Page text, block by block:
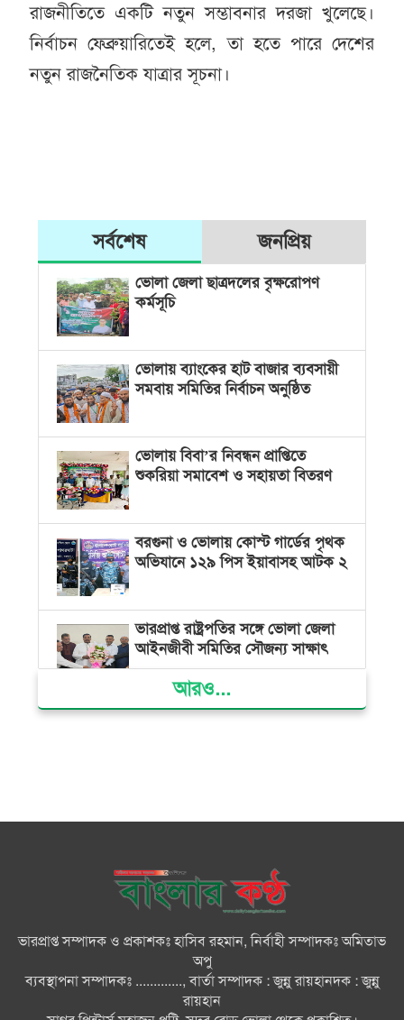
রাজনীতিতে একটি নতুন সম্ভাবনার দরজা খুলেছে।
নির্বাচন ফেব্রুয়ারিতেই হলে, তা হতে পারে দেশের
নতুন রাজনৈতিক যাত্রার সূচনা।
সর্বশেষ জনপ্রিয়
ভোলা জেলা ছাত্রদলের বৃক্ষরোপণ
কর্মসূচি
ভোলায় ব্যাংকের হাট বাজার ব্যবসায়ী
সমবায় সমিতির নির্বাচন অনুষ্ঠিত
ভোলায় বিবা’র নিবন্ধন প্রাপ্তিতে
শুকরিয়া সমাবেশ ও সহায়তা বিতরণ
বরগুনা ও ভোলায় কোস্ট গার্ডের পৃথক
অভিযানে ১২৯ পিস ইয়াবাসহ আটক ২
ভারপ্রাপ্ত রাষ্ট্রপতির সঙ্গে ভোলা জেলা
আইনজীবী সমিতির সৌজন্য সাক্ষাৎ
দৌলতখানে জমি বিরোধে পরিবারকে
বিষ দিয়ে মাছ ধরায় ৩ জেলে আটক
তজুমদ্দিনে চর মোজাম্মেলে চাঁদাবাজি
ও রাজনৈতিক চক্রান্তের অপচেষ্টার
বিরুদ্ধে সংবাদ সম্মেলন
সবার সম্মিলিত প্রচেষ্টায় সুন্দর
বাংলাদেশ গড়তে চাই: প্রধানমন্ত্রী
আরও...
ভারপ্রাপ্ত সম্পাদক ও প্রকাশকঃ হাসিব রহমান, নির্বাহী সম্পাদকঃ অমিতাভ
অপু
ব্যবস্থাপনা সম্পাদকঃ ............., বার্তা সম্পাদক : জুন্নু রায়হানদক : জুন্নু
রায়হান